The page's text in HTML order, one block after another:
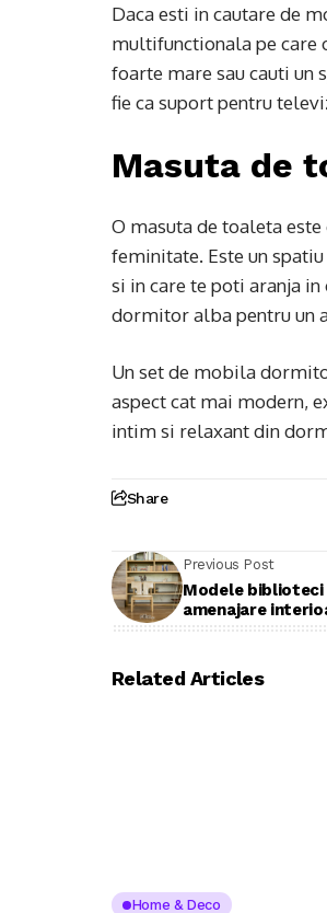
Daca esti in cautare de
multifunctionala pe care
foarte mare sau cauti un
fie ca suport pentru
Masuta de
O masuta de toaleta
feminitate. Este un
si in care te poti aranja
dormitor alba pentru un
Un set de mobila
aspect cat mai modern,
intim si relaxant din
Share
Previous Post
Modele
amenajare
Related Articles
Home & Deco